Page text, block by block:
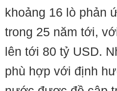
khoảng 16 lò phản
trong 25 năm tới,
lên tới 80 tỷ USD.
phù hợp với định